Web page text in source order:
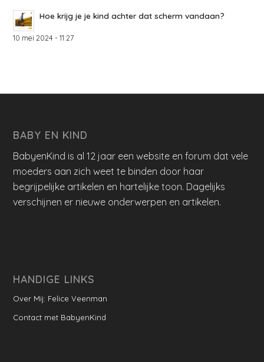
Hoe krijg je je kind achter dat scherm vandaan?
10 mei 2024 - 11:27
BABY EN KIND
BabyenKind is al 12 jaar een website en forum dat vele
moeders aan zich weet te binden door haar
begrijpelijke artikelen en hartelijke toon. Dagelijks
verschijnen er nieuwe onderwerpen en artikelen.
HANDIGE LINKS
Over Mij: Felice Veenman
Contact met BabyenKind